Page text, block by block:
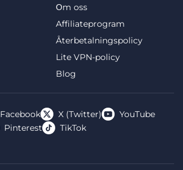
Оm oss
Affiliateprogram
Återbetalningspolicy
Lite VPN-policy
Blog
Facebook X (Twitter)
YouTube
Pinterest TikTok